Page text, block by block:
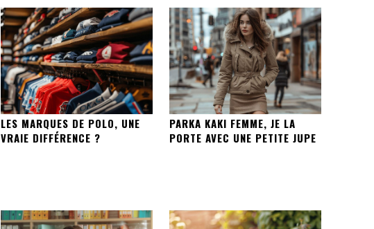
LES MARQUES DE POLO, UNE
VRAIE DIFFÉRENCE ?
PARKA KAKI FEMME, JE LA
PORTE AVEC UNE PETITE JUPE